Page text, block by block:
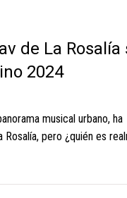
de La Rosalía
2024
musical urbano, ha
pero ¿quién es